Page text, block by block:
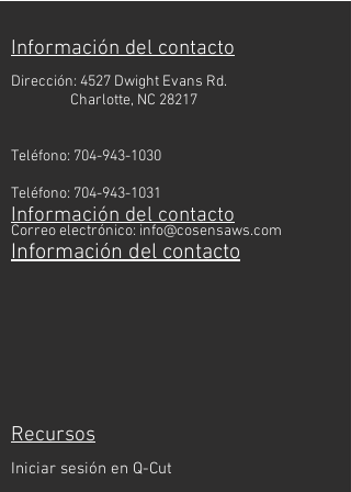
Información del contacto
Dirección: 4527 Dwight Evans Rd.
Charlotte, NC 28217
Teléfono: 704-943-1030
Teléfono: 704-943-1031
Correo electrónico: info@cosensaws.com
Recursos
Iniciar sesión en Q-Cut
Información del contacto
Información del contacto